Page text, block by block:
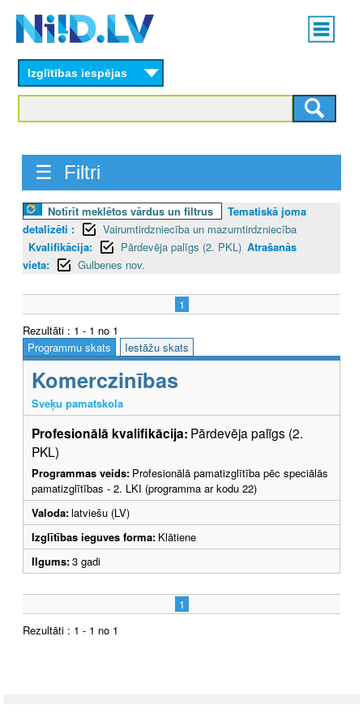
content
Main
menu
Izglītības iespējas
☰ Filtri
Notīrīt meklētos vārdus un filtrus
Tematiskā joma
detalizēti :
Vairumtirdzniecība un mazumtirdzniecība
Kvalifikācija:
Pārdevēja palīgs (2. PKL) Atrašanās
vieta:
Gulbenes nov.
1
Rezultāti : 1 - 1 no 1
Programmu skats
Iestāžu skats
Komerczinības
Sveķu pamatskola
Profesionālā kvalifikācija: Pārdevēja palīgs (2.
PKL)
Programmas veids: Profesionālā pamatizglītība pēc speciālās
pamatizglītības - 2. LKI (programma ar kodu 22)
Valoda:latviešu (LV)
Izglītības ieguves forma: Klātiene
Ilgums:3 gadi
1
Rezultāti : 1 - 1 no 1